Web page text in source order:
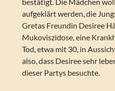
aufgeklärt werden, die
Gretas Freundin Desiree
Mukoviszidose, eine
Tod, etwa mit 30, in
also, dass Desiree sehr
dieser Partys besuchte.